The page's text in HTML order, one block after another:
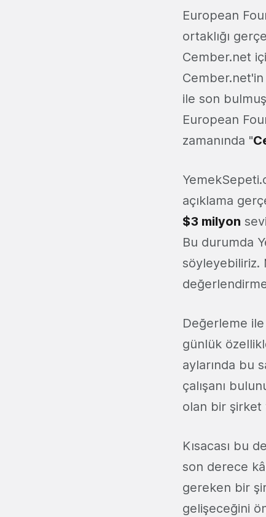
European
ortaklığı
Cember.net
ile son
European
zamanında "
açıklama
$3 milyon
Bu durumda
söyleyebiliriz.
Değerleme
günlük
aylarında bu
çalışanı
olan bir şirket
Kısacası bu
son derece
gereken bir
gelişeceğini